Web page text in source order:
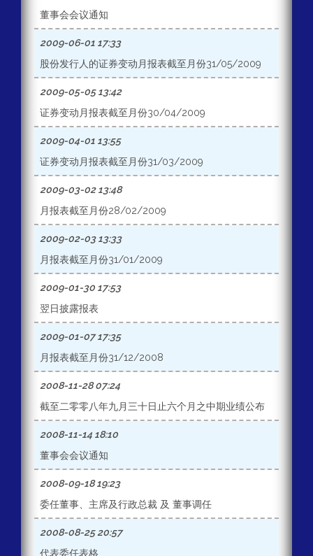
董事会会议通知
2009-06-01 17:33
股份发行人的证券变动月报表截至月份31/05/2009
2009-05-05 13:42
证券变动月报表截至月份30/04/2009
2009-04-01 13:55
证券变动月报表截至月份31/03/2009
2009-03-02 13:48
月报表截至月份28/02/2009
2009-02-03 13:33
月报表截至月份31/01/2009
2009-01-30 17:53
翌日披露报表
2009-01-07 17:35
月报表截至月份31/12/2008
2008-11-28 07:24
截至二零零八年九月三十日止六个月之中期业绩公布
2008-11-14 18:10
董事会会议通知
2008-09-18 19:23
委任董事、主席及行政总裁 及 董事调任
2008-08-25 20:57
代表委任表格